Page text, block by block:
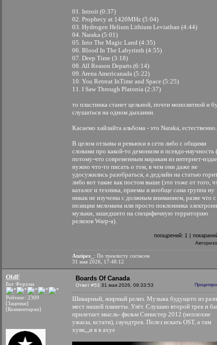
01. Introit (0:37)
02. Prophecy at 1420MHz (5:04)
03. Hydrogen Helium Lithium Leviathan (4:44)
04. Naraka (5:01)
05. Into The Magic Land (4:35)
06. Blood In The Labyrinth (4:55)
07. Deep Time (3:18)
08. All Reason Departs (6:14)
09. Arena Americanada (5:22)
10. You Retreat InTime and Space (5:25)
11. I Saw Through Platonia (2:37)
то пластинка станет цельной, почти монолитной и
слушаться на одном дыхании.
Касаемо хайлайта альбома - это Naraka, естественно.
В целом отзывы и ревьюхи в сети либо с общими
словами про какой-то демонизм и псевдо-научность
потому-что современным маракам из интернет-
нужно что-то писать о том, в чем они даже не
удосужились разобраться, а дедлайн на статью
либо вот такие как постом выше (это тоже от того,
каталог и техника, приемы и вообще сама группа ну
никак не изучены с должным вниманием, разве что с
позиции меломана или просто поклонника
музыки, зашедшего на специфичную территорию
релизов Warp-а).
поощрений: 1 |
Anzipex_ : По треклисту согласен
31 мая 2026, 17:48:12
OldF
Бог Форума
Рейтинг: 2309
[Заценки]
[Комментарии]
Boards Of Canada
Ответ #53 31 мая 2026, 09:33:53
Шикарный, жирный релиз. Музыка будущего из
мест нашей планеты. Улёт. Слушаю второй трек и
прилетает мысль- фильм Синистер 2012 (неплохие
ужасы, кстати), саундтрек. Полез искать OST, а там
хуяк,,,и я в ахуе